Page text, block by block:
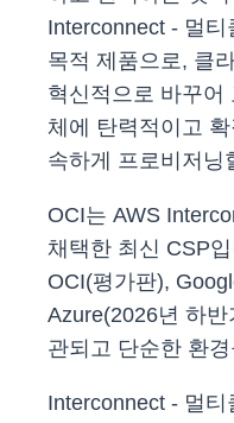
Interconnect - 멀
목적 제품으로, 클
혁신적으로 바꾸어
체에 탄력적이고
속하게 프로비저닝
OCI는 AWS
채택한 최신 CSP
OCI(평가판),
Azure(2026년 하
관되고 단순한 환
Interconnect - 멀티